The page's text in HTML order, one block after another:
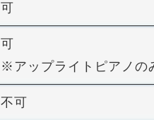
可
可
※アップライトピアノの
不可